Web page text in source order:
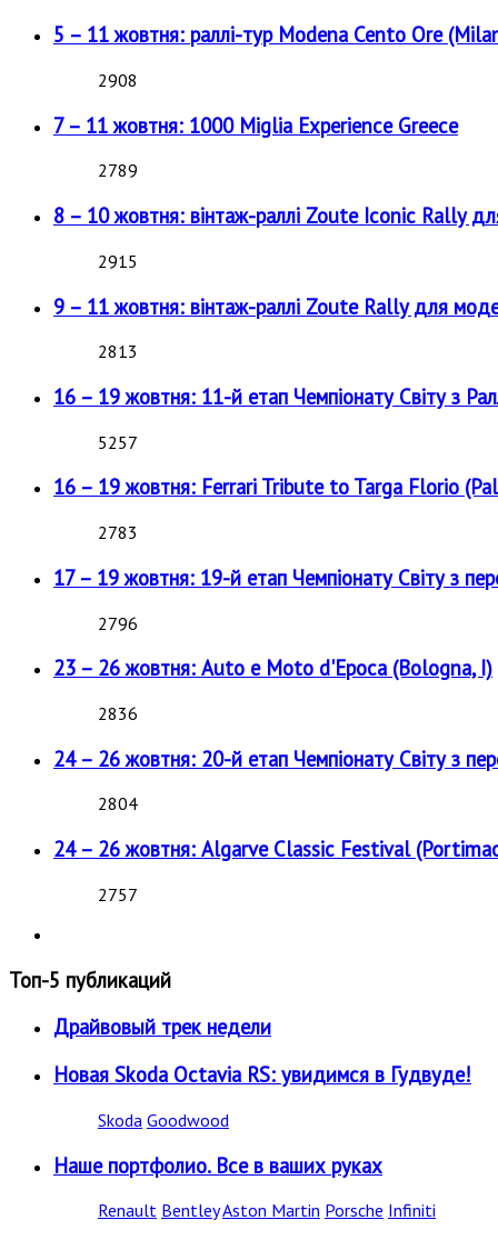
5 – 11 жовтня: раллі-тур Modena Cento Ore
2908
7 – 11 жовтня: 1000 Miglia Experience Greece
2789
8 – 10 жовтня: вінтаж-раллі Zoute Iconic Rally
2915
9 – 11 жовтня: вінтаж-раллі Zoute Rally для
2813
16 – 19 жовтня: 11-й етап Чемпіонату Світу з
5257
16 – 19 жовтня: Ferrari Tribute to Targa Florio
2783
17 – 19 жовтня: 19-й етап Чемпіонату Світу з
2796
23 – 26 жовтня: Auto e Moto d'Epoca (Bologna, I)
2836
24 – 26 жовтня: 20-й етап Чемпіонату Світу з
2804
24 – 26 жовтня: Algarve Classic Festival
2757
Топ-5 публикаций
Драйвовый трек недели
Новая Skoda Octavia RS: увидимся в Гудвуде!
Skoda Goodwood
Наше портфолио. Все в ваших руках
Renault BentleyAston Martin Porsche Infiniti